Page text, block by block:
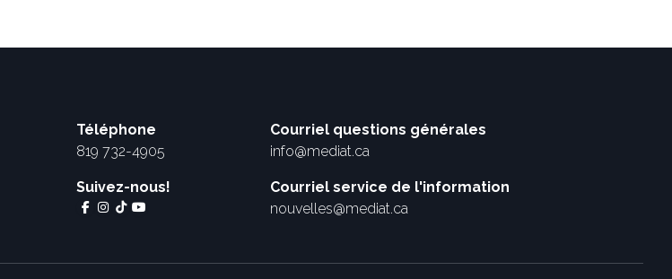
Téléphone
819 732-4905
Suivez-nous!
Courriel questions générales
info@mediat.ca
Courriel service de l'information
nouvelles@mediat.ca